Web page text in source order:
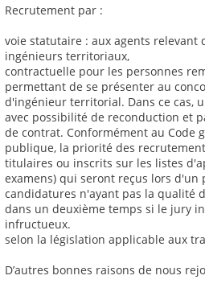
Recrutement par :
voie statutaire : aux agents relevant
ingénieurs territoriaux,
contractuelle pour les personnes
permettant de se présenter au
d'ingénieur territorial. Dans ce cas,
avec possibilité de reconduction et
de contrat. Conformément au Code
publique, la priorité des
titulaires ou inscrits sur les listes
examens) qui seront reçus lors d'un
candidatures n'ayant pas la qualité
dans un deuxième temps si le jury
infructueux.
selon la législation applicable aux
D’autres bonnes raisons de nous